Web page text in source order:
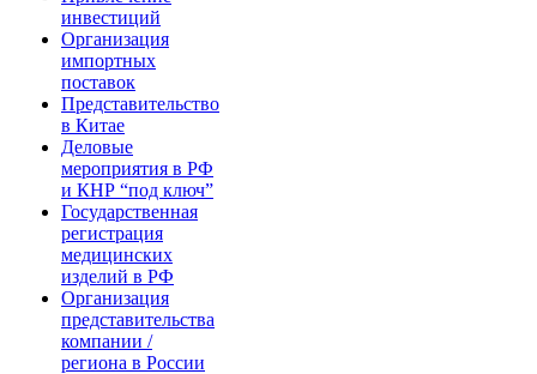
инвестиций
Организация
импортных
поставок
Представительство
в Китае
Деловые
мероприятия в РФ
и КНР “под ключ”
Государственная
регистрация
медицинских
изделий в РФ
Организация
представительства
компании /
региона в России